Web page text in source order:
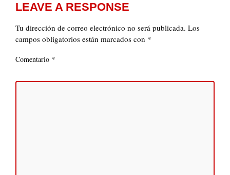
LEAVE A RESPONSE
Tu dirección de correo electrónico no será publicada. Los
campos obligatorios están marcados con *
Comentario *